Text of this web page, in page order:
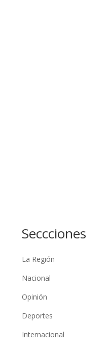
Seccciones
La Región
Nacional
Opinión
Deportes
Internacional